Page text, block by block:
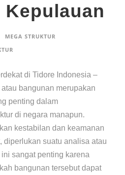
MEGA STRUKTUR
di Tidore Indonesia –
bangunan merupakan
penting dalam
di negara manapun.
kestabilan dan keamanan
diperlukan suatu analisa atau
sangat penting karena
bangunan tersebut dapat